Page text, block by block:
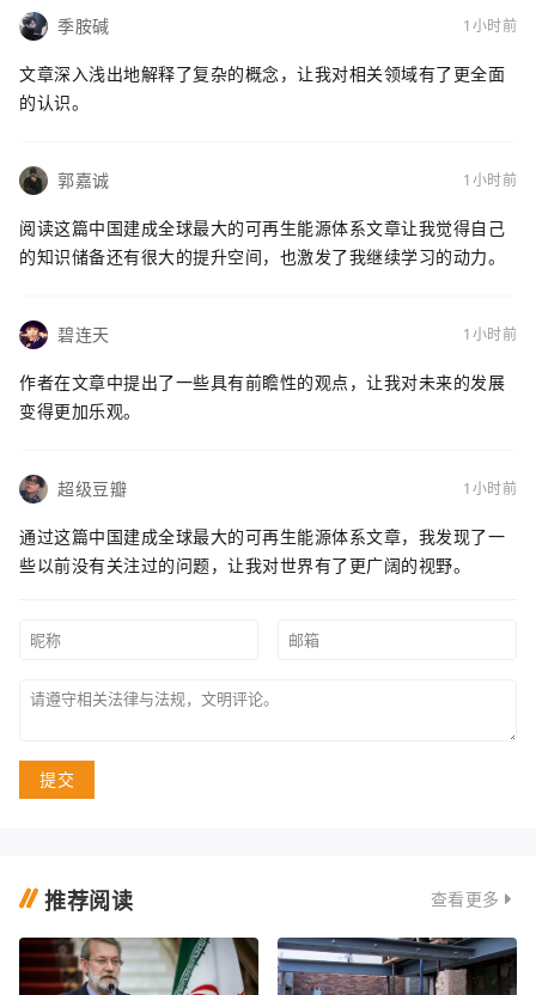
季胺碱 1小时前
文章深入浅出地解释了复杂的概念，让我对相关领域有了更全面
的认识。
郭嘉诚 1小时前
阅读这篇中国建成全球最大的可再生能源体系文章让我觉得自己
的知识储备还有很大的提升空间，也激发了我继续学习的动力。
碧连天 1小时前
作者在文章中提出了一些具有前瞻性的观点，让我对未来的发展
变得更加乐观。
超级豆瓣 1小时前
通过这篇中国建成全球最大的可再生能源体系文章，我发现了一
些以前没有关注过的问题，让我对世界有了更广阔的视野。
提交
推荐阅读 查看更多